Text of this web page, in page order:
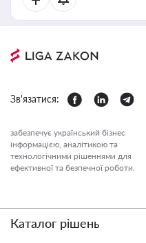
Зв'язатися:
забезпечує український бізнес
інформацією, аналітикою та
технологічними рішеннями для
ефективної та безпечної роботи.
Каталог рішень